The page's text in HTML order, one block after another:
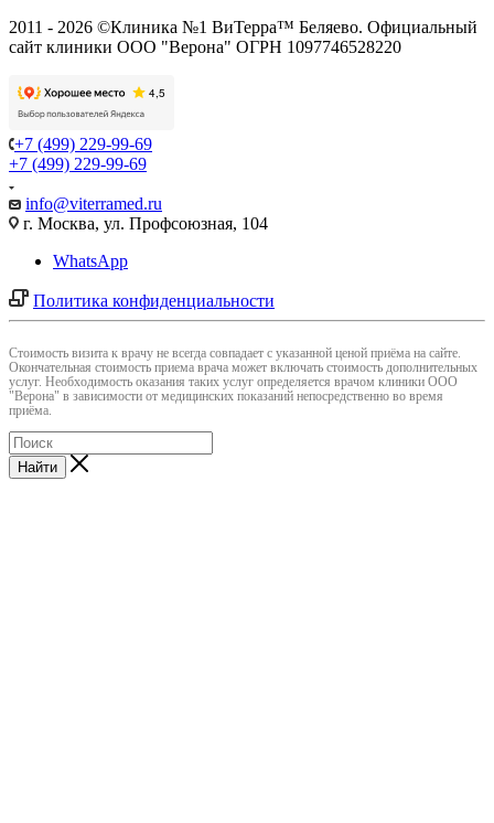
2011 - 2026 ©Клиника №1 ВиТерра™ Беляево. Официальный
сайт клиники ООО "Верона" ОГРН 1097746528220
+7 (499) 229-99-69
+7 (499) 229-99-69
info@viterramed.ru
г. Москва, ул. Профсоюзная, 104
WhatsApp
Политика конфиденциальности
Cтоимость визита к врачу не всегда совпадает с указанной ценой приёма на сайте.
Окончательная стоимость приема врача может включать стоимость дополнительных
услуг. Необходимость оказания таких услуг определяется врачом клиники ООО
"Верона" в зависимости от медицинских показаний непосредственно во время
приёма.
Найти